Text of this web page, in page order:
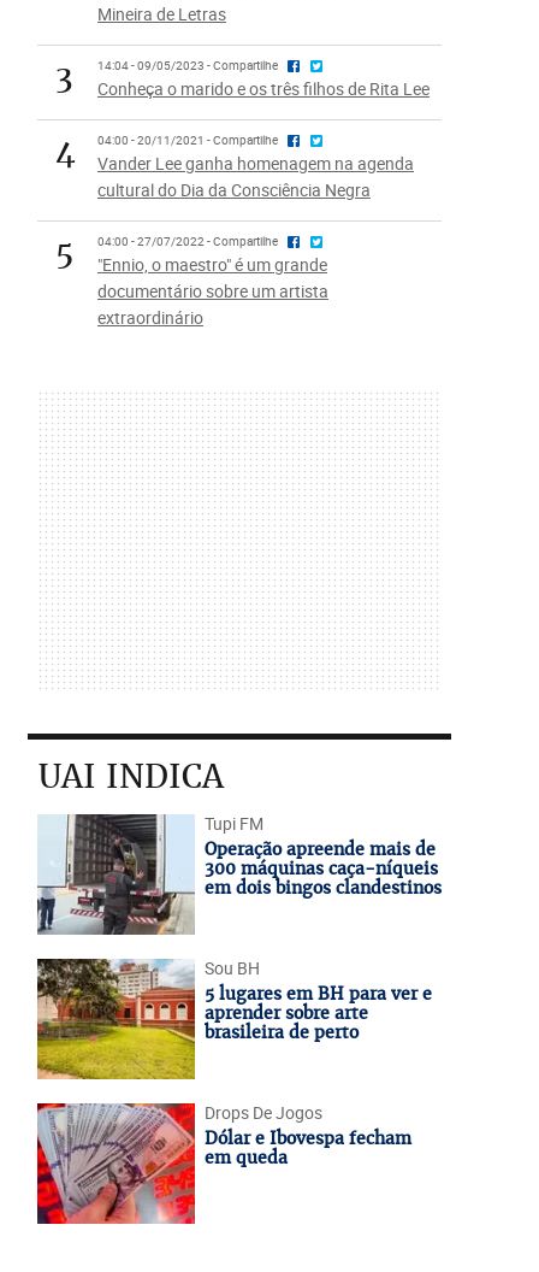
Mineira de Letras
3 14:04 - 09/05/2023 - Compartilhe
Conheça o marido e os três filhos de Rita Lee
4 04:00 - 20/11/2021 - Compartilhe
Vander Lee ganha homenagem na agenda
cultural do Dia da Consciência Negra
5 04:00 - 27/07/2022 - Compartilhe
"Ennio, o maestro" é um grande
documentário sobre um artista
extraordinário
UAI INDICA
Tupi FM
Operação apreende mais de
300 máquinas caça-níqueis
em dois bingos clandestinos
Sou BH
5 lugares em BH para ver e
aprender sobre arte
brasileira de perto
Drops De Jogos
Dólar e Ibovespa fecham
em queda